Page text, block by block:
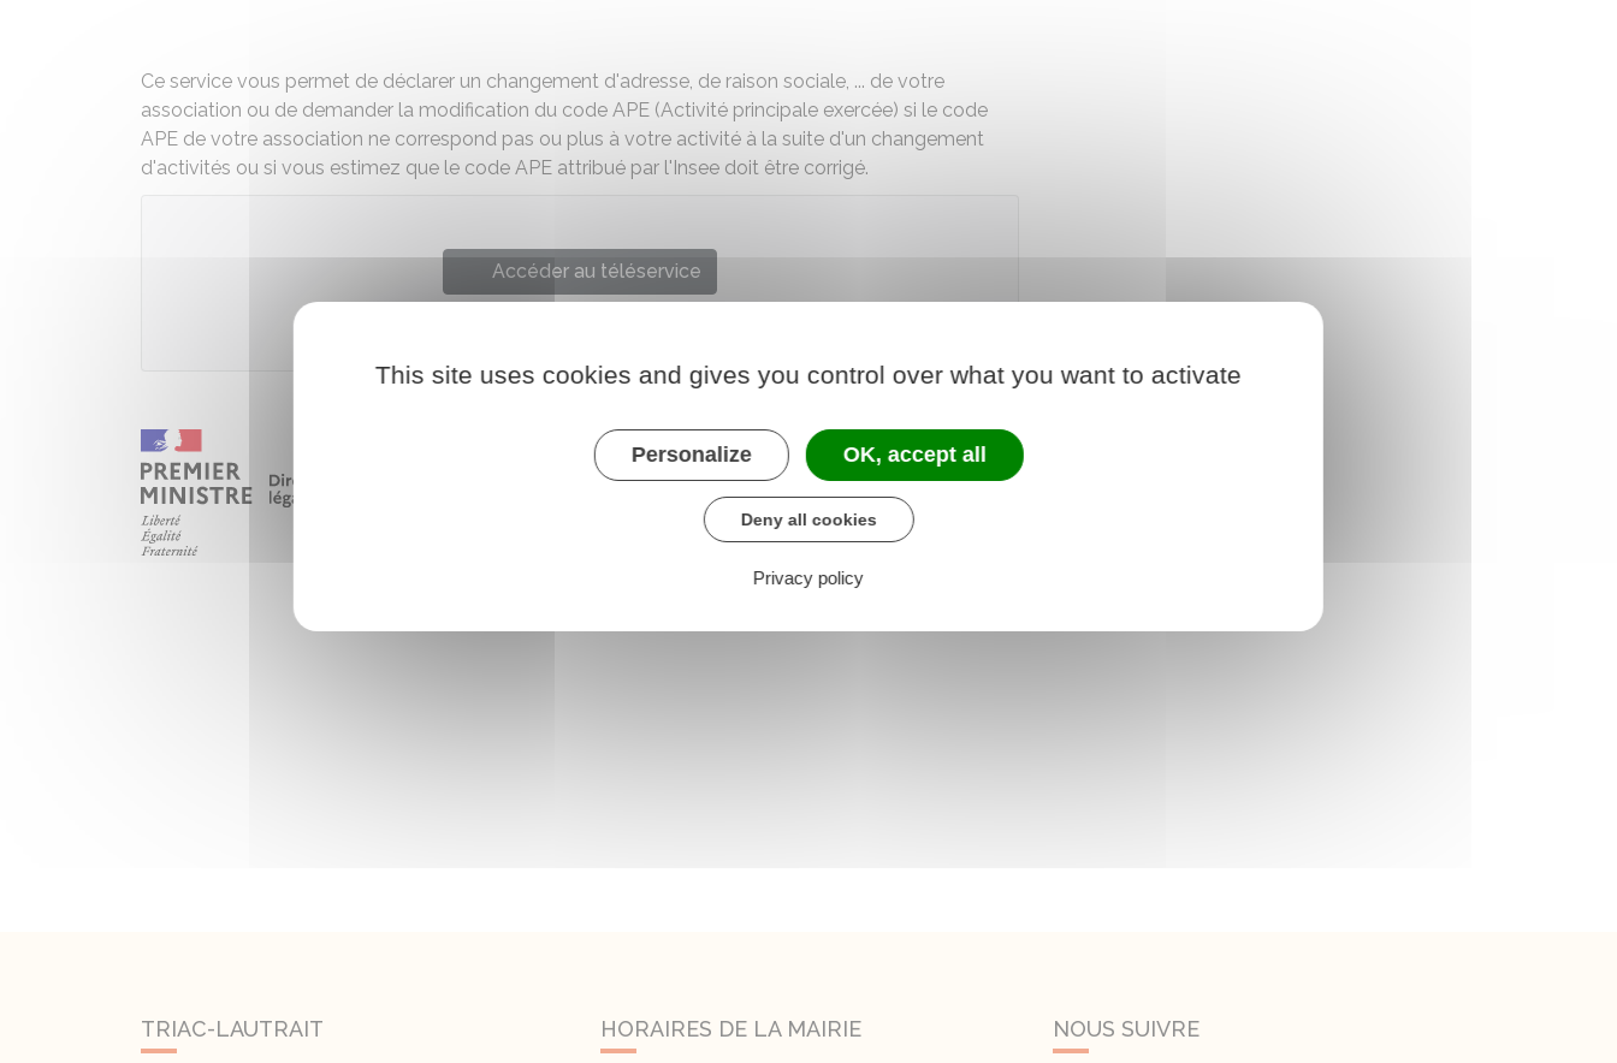
Ce service vous permet de déclarer un changement d'adresse, de raison sociale, ... de votre
association ou de demander la modification du code APE (Activité principale exercée) si le code
APE de votre association ne correspond pas ou plus à votre activité à la suite d'un changement
d'activités ou si vous estimez que le code APE attribué par l'Insee doit être corrigé.
Accéder au téléservice
TRIAC-LAUTRAIT HORAIRES DE LA MAIRIE NOUS SUIVRE
This site uses cookies and gives you control over what you want to activate
Personalize OK, accept all
Deny all cookies
Privacy policy